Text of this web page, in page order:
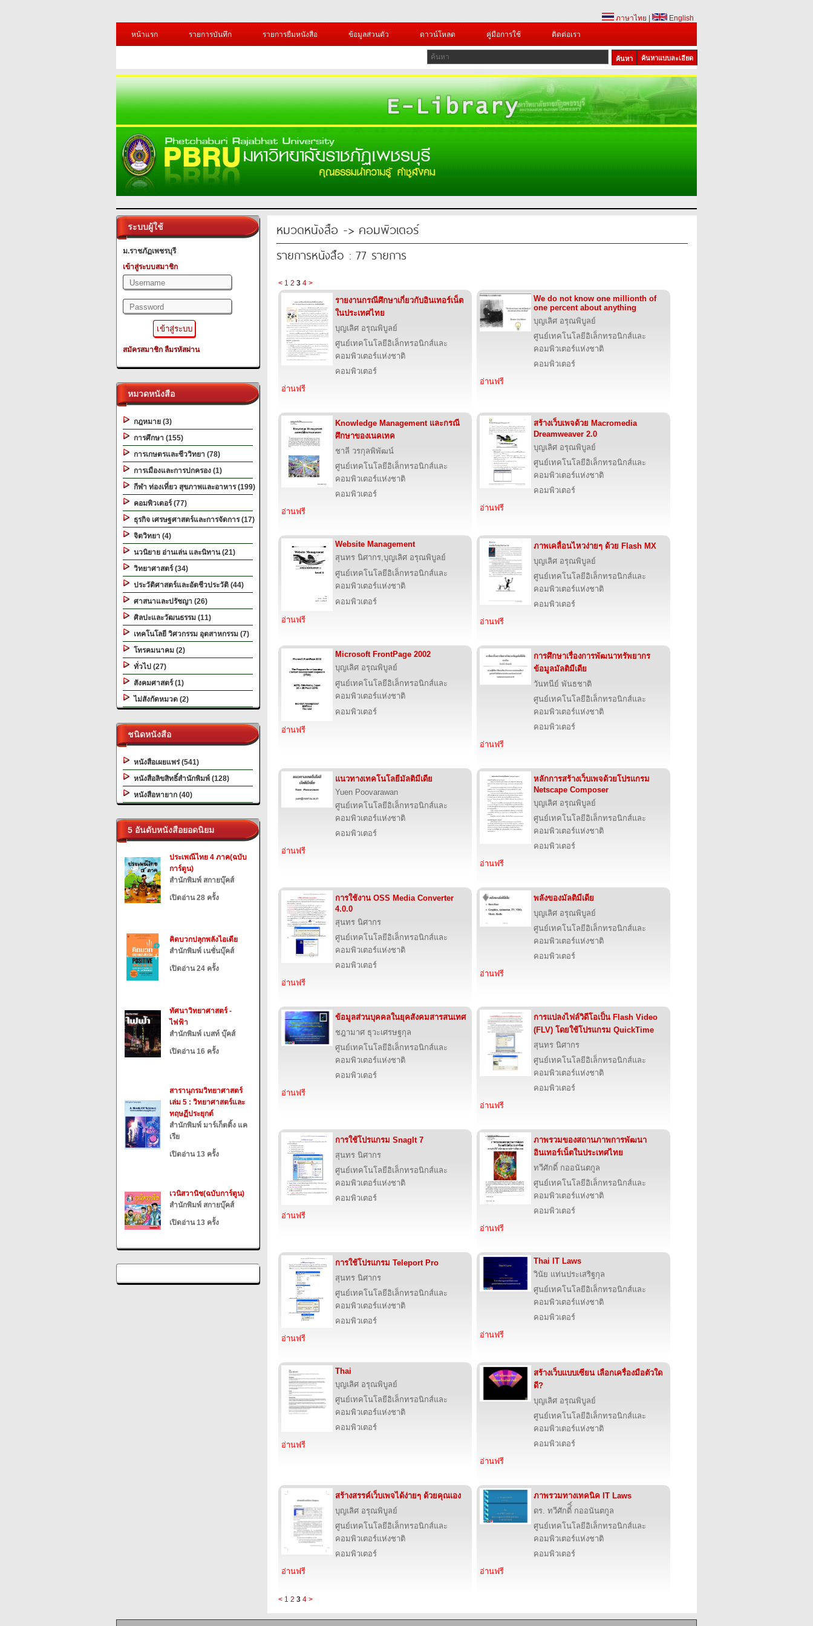
ภาษาไทย
English
หน้าแรก
รายการบันทึก รายการยืมหนังสือ ข้อมูลส่วนตัว ดาวน์โหลด คู่มือการใช้ ติดต่อเรา
ค้นหาแบบละเอียด
ระบบผู้ใช้
ม.ราชภัฏเพชรบุรี
เข้าสู่ระบบสมาชิก
สมัครสมาชิก ลืมรหัสผ่าน
หมวดหนังสือ
กฎหมาย (3)
การศึกษา (155)
การเกษตรและชีววิทยา (78)
การเมืองและการปกครอง (1)
กีฬา ท่องเที่ยว สุขภาพและอาหาร (199)
คอมพิวเตอร์ (77)
ธุรกิจ เศรษฐศาสตร์และการจัดการ (17)
จิตวิทยา (4)
นวนิยาย อ่านเล่น และนิทาน (21)
วิทยาศาสตร์ (34)
ประวัติศาสตร์และอัตชีวประวัติ (44)
ศาสนาและปรัชญา (26)
ศิลปะและวัฒนธรรม (11)
เทคโนโลยี วิศวกรรม อุตสาหกรรม (7)
โทรคมนาคม (2)
ทั่วไป (27)
สังคมศาสตร์ (1)
ไม่สังกัดหมวด (2)
ชนิดหนังสือ
หนังสือเผยแพร่ (541)
หนังสือลิขสิทธิ์สำนักพิมพ์ (128)
หนังสือหายาก (40)
5 อันดับหนังสือยอดนิยม
ประเพณีไทย 4 ภาค(ฉบับ
การ์ตูน)
สำนักพิมพ์ สกายบุ๊คส์
เปิดอ่าน 28 ครั้ง
คิดบวกปลุกพลังไอเดีย
สำนักพิมพ์ เนชั่นบุ๊คส์
เปิดอ่าน 24 ครั้ง
ทัศนาวิทยาศาสตร์ -
ไฟฟ้า
สำนักพิมพ์ เบสท์ บุ๊คส์
เปิดอ่าน 16 ครั้ง
สารานุกรมวิทยาศาสตร์
เล่ม 5 : วิทยาศาสตร์และ
ทฤษฏีประยุกต์
สำนักพิมพ์ มาร์เก็ตติ้ง แค
เรีย
เปิดอ่าน 13 ครั้ง
เวนิสวานิช(ฉบับการ์ตูน)
สำนักพิมพ์ สกายบุ๊คส์
เปิดอ่าน 13 ครั้ง
หมวดหนังสือ -> คอมพิวเตอร์
รายการหนังสือ : 77 รายการ
< 1 2 3 4 >
รายงานกรณีศึกษาเกี่ยวกับอินเทอร์เน็ต
ในประเทศไทย
บุญเลิศ อรุณพิบูลย์
ศูนย์เทคโนโลยีอิเล็กทรอนิกส์และ
คอมพิวเตอร์แห่งชาติ
คอมพิวเตอร์
อ่านฟรี
We do not know one millionth of
one percent about anything
บุญเลิศ อรุณพิบูลย์
ศูนย์เทคโนโลยีอิเล็กทรอนิกส์และ
คอมพิวเตอร์แห่งชาติ
คอมพิวเตอร์
อ่านฟรี
Knowledge Management และกรณี
ศึกษาของเนคเทค
ชาลี วรกุลพิพัฒน์
ศูนย์เทคโนโลยีอิเล็กทรอนิกส์และ
คอมพิวเตอร์แห่งชาติ
คอมพิวเตอร์
อ่านฟรี
สร้างเว็บเพจด้วย Macromedia
Dreamweaver 2.0
บุญเลิศ อรุณพิบูลย์
ศูนย์เทคโนโลยีอิเล็กทรอนิกส์และ
คอมพิวเตอร์แห่งชาติ
คอมพิวเตอร์
อ่านฟรี
Website Management
สุนทร นิศากร,บุญเลิศ อรุณพิบูลย์
ศูนย์เทคโนโลยีอิเล็กทรอนิกส์และ
คอมพิวเตอร์แห่งชาติ
คอมพิวเตอร์
อ่านฟรี
ภาพเคลื่อนไหวง่ายๆ ด้วย Flash MX
บุญเลิศ อรุณพิบูลย์
ศูนย์เทคโนโลยีอิเล็กทรอนิกส์และ
คอมพิวเตอร์แห่งชาติ
คอมพิวเตอร์
อ่านฟรี
Microsoft FrontPage 2002
บุญเลิศ อรุณพิบูลย์
ศูนย์เทคโนโลยีอิเล็กทรอนิกส์และ
คอมพิวเตอร์แห่งชาติ
คอมพิวเตอร์
อ่านฟรี
การศึกษาเรื่องการพัฒนาทรัพยากร
ข้อมูลมัลติมีเดีย
วันทนีย์ พันธชาติ
ศูนย์เทคโนโลยีอิเล็กทรอนิกส์และ
คอมพิวเตอร์แห่งชาติ
คอมพิวเตอร์
อ่านฟรี
แนวทางเทคโนโลยีมัลติมีเดีย
Yuen Poovarawan
ศูนย์เทคโนโลยีอิเล็กทรอนิกส์และ
คอมพิวเตอร์แห่งชาติ
คอมพิวเตอร์
อ่านฟรี
หลักการสร้างเว็บเพจด้วยโปรแกรม
Netscape Composer
บุญเลิศ อรุณพิบูลย์
ศูนย์เทคโนโลยีอิเล็กทรอนิกส์และ
คอมพิวเตอร์แห่งชาติ
คอมพิวเตอร์
อ่านฟรี
การใช้งาน OSS Media Converter
4.0.0
สุนทร นิศากร
ศูนย์เทคโนโลยีอิเล็กทรอนิกส์และ
คอมพิวเตอร์แห่งชาติ
คอมพิวเตอร์
อ่านฟรี
พลังของมัลติมีเดีย
บุญเลิศ อรุณพิบูลย์
ศูนย์เทคโนโลยีอิเล็กทรอนิกส์และ
คอมพิวเตอร์แห่งชาติ
คอมพิวเตอร์
อ่านฟรี
ข้อมูลส่วนบุคคลในยุคสังคมสารสนเทศ
ชฎามาศ ธุวะเศรษฐกุล
ศูนย์เทคโนโลยีอิเล็กทรอนิกส์และ
คอมพิวเตอร์แห่งชาติ
คอมพิวเตอร์
อ่านฟรี
การแปลงไฟล์วิดีโอเป็น Flash Video
(FLV) โดยใช้โปรแกรม QuickTime
สุนทร นิศากร
ศูนย์เทคโนโลยีอิเล็กทรอนิกส์และ
คอมพิวเตอร์แห่งชาติ
คอมพิวเตอร์
อ่านฟรี
การใช้โปรแกรม SnagIt 7
สุนทร นิศากร
ศูนย์เทคโนโลยีอิเล็กทรอนิกส์และ
คอมพิวเตอร์แห่งชาติ
คอมพิวเตอร์
อ่านฟรี
ภาพรวมของสถานภาพการพัฒนา
อินเทอร์เน็ตในประเทศไทย
ทวีศักดิ์ กออนันตกูล
ศูนย์เทคโนโลยีอิเล็กทรอนิกส์และ
คอมพิวเตอร์แห่งชาติ
คอมพิวเตอร์
อ่านฟรี
การใช้โปรแกรม Teleport Pro
สุนทร นิศากร
ศูนย์เทคโนโลยีอิเล็กทรอนิกส์และ
คอมพิวเตอร์แห่งชาติ
คอมพิวเตอร์
อ่านฟรี
Thai IT Laws
วินัย แท่นประเสริฐกุล
ศูนย์เทคโนโลยีอิเล็กทรอนิกส์และ
คอมพิวเตอร์แห่งชาติ
คอมพิวเตอร์
อ่านฟรี
Thai
บุญเลิศ อรุณพิบูลย์
ศูนย์เทคโนโลยีอิเล็กทรอนิกส์และ
คอมพิวเตอร์แห่งชาติ
คอมพิวเตอร์
อ่านฟรี
สร้างเว็บแบบเซียน เลือกเครื่องมือตัวใด
ดี?
บุญเลิศ อรุณพิบูลย์
ศูนย์เทคโนโลยีอิเล็กทรอนิกส์และ
คอมพิวเตอร์แห่งชาติ
คอมพิวเตอร์
อ่านฟรี
สร้างสรรค์เว็บเพจได้ง่ายๆ ด้วยคุณเอง
บุญเลิศ อรุณพิบูลย์
ศูนย์เทคโนโลยีอิเล็กทรอนิกส์และ
คอมพิวเตอร์แห่งชาติ
คอมพิวเตอร์
อ่านฟรี
ภาพรวมทางเทคนิค IT Laws
ดร. ทวีศักดิ์ิ์ กออนันตกูล
ศูนย์เทคโนโลยีอิเล็กทรอนิกส์และ
คอมพิวเตอร์แห่งชาติ
คอมพิวเตอร์
อ่านฟรี
< 1 2 3 4 >